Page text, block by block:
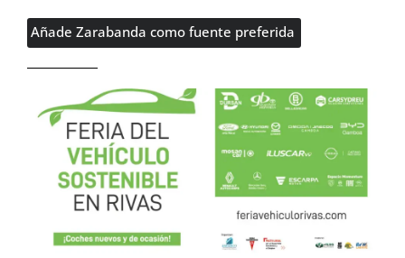
Añade Zarabanda como fuente preferida